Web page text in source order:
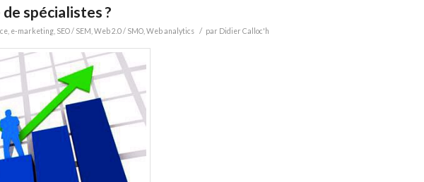
spécialistes ?
e-marketing SEO / SEM Web 2.0 / SMO Web analytics / par Didier Calloc'h